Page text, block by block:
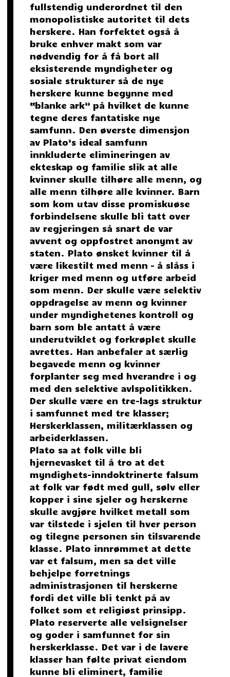
fullstendig underordnet til den
monopolistiske autoritet til dets
herskere. Han forfektet også å
bruke enhver makt som var
nødvendig for å få bort all
eksisterende myndigheter og
sosiale strukturer så de nye
herskere kunne begynne med
“blanke ark” på hvilket de kunne
tegne deres fantatiske nye
samfunn. Den øverste dimensjon
av Plato’s ideal samfunn
innkluderte elimineringen av
ekteskap og familie slik at alle
kvinner skulle tilhøre alle menn, og
alle menn tilhøre alle kvinner. Barn
som kom utav disse promiskuøse
forbindelsene skulle bli tatt over
av regjeringen så snart de var
avvent og oppfostret anonymt av
staten. Plato ønsket kvinner til å
være likestilt med menn – å slåss i
kriger med menn og utføre arbeid
som menn. Der skulle være selektiv
oppdragelse av menn og kvinner
under myndighetenes kontroll og
barn som ble antatt å være
underutviklet og forkrøplet skulle
avrettes. Han anbefaler at særlig
begavede menn og kvinner
forplanter seg med hverandre i og
med den selektive avlspolitikken.
Der skulle være en tre-lags struktur
i samfunnet med tre klasser;
Herskerklassen, militærklassen og
arbeiderklassen.
Plato sa at folk ville bli
hjernevasket til å tro at det
myndighets-inndoktrinerte falsum
at folk var født med gull, sølv eller
kopper i sine sjeler og herskerne
skulle avgjøre hvilket metall som
var tilstede i sjelen til hver person
og tilegne personen sin tilsvarende
klasse. Plato innrømmet at dette
var et falsum, men sa det ville
behjelpe forretnings
administrasjonen til herskerne
fordi det ville bli tenkt på av
folket som et religiøst prinsipp.
Plato reserverte alle velsignelser
og goder i samfunnet for sin
herskerklasse. Det var i de lavere
klasser han følte privat eiendom
kunne bli eliminert, familie